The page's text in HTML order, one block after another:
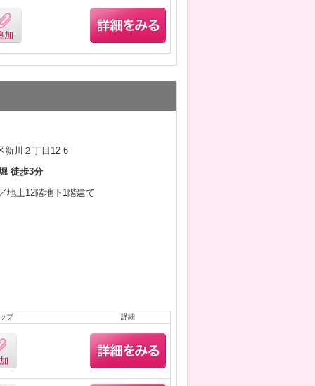
新川２丁目12-6
徒歩3分
地上12階地下1階建て
プ 詳細